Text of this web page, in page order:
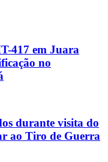
417 em Juara
no
durante visita do
ao Tiro de Guerra